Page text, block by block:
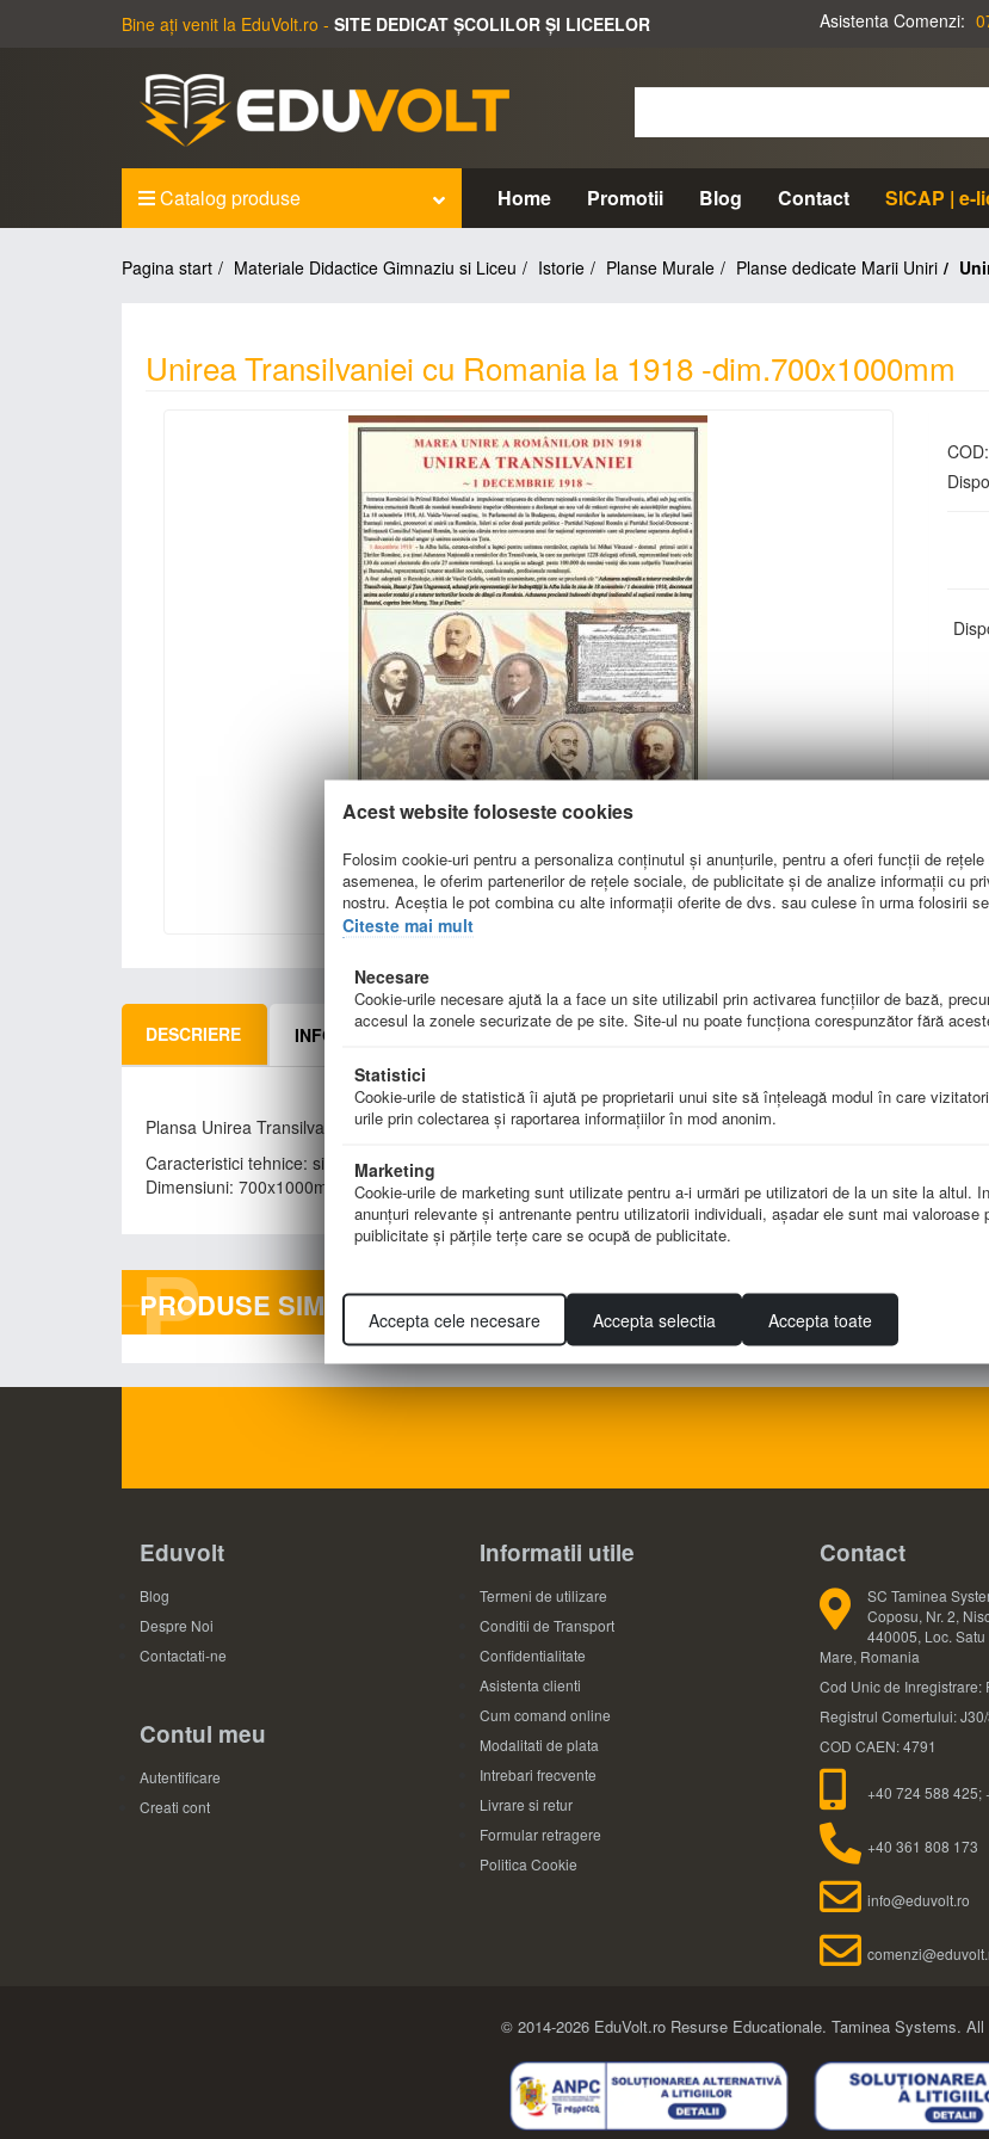
Bine ați venit la EduVolt.ro - SITE DEDICAT ȘCOLILOR ȘI LICEELOR Asistenta Comenzi:
Catalog produse Home Promotii Blog Contact SICAP | e-
Pagina start Materiale Didactice Gimnaziu si Liceu Istorie Planse Murale Planse dedicate Marii Uniri
Unirea Transilvaniei cu Romania la 1918 -dim.700x1000mm
COD:
Plansa
DESCRIERE INFORMATII LIVRARE
Plansa Unirea Transilvaniei cu Romania la 1918 -dim.700x1000mm
Caracteristici tehnice: silk dublu laminat, folie de 25 microni, șipci de lemn.
Dimensiuni: 700x1000mm
P
PRODUSE SIMILARE
Eduvolt
Blog
Despre Noi
Contactati-ne
Contul meu
Autentificare
Creati cont
Informatii utile
Termeni de utilizare
Conditii de Transport
Confidentialitate
Asistenta clienti
Cum comand online
Modalitati de plata
Intrebari frecvente
Livrare si retur
Formular retragere
Politica Cookie
Contact
SC Taminea
Coposu, Nr. 2,
440005, Loc.
Mare, Romania
Cod Unic de Inregistrare:
Registrul Comertului:
COD CAEN: 4791
+40 724 588 425;
+40 361 808 173
info@eduvolt.ro
© 2014-2026 EduVolt.ro Resurse Educationale. Taminea Systems.
Acest website foloseste cookies
Folosim cookie-uri pentru a personaliza conținutul și anunțurile, pentru a oferi funcții de
asemenea, le oferim partenerilor de rețele sociale, de publicitate și de analize informații cu
nostru. Aceștia le pot combina cu alte informații oferite de dvs. sau culese în urma folosirii
Citeste mai mult
Necesare
Cookie-urile necesare ajută la a face un site utilizabil prin activarea funcţiilor de bază,
accesul la zonele securizate de pe site. Site-ul nu poate funcţiona corespunzător fără
Statistici
Cookie-urile de statistică îi ajută pe proprietarii unui site să înţeleagă modul în care
urile prin colectarea şi raportarea informaţiilor în mod anonim.
Marketing
Cookie-urile de marketing sunt utilizate pentru a-i urmări pe utilizatori de la un site la altul.
anunţuri relevante şi antrenante pentru utilizatorii individuali, aşadar ele sunt mai valoroase
puiblicitate şi părţile terţe care se ocupă de publicitate.
Accepta cele necesare Accepta selectia Accepta toate